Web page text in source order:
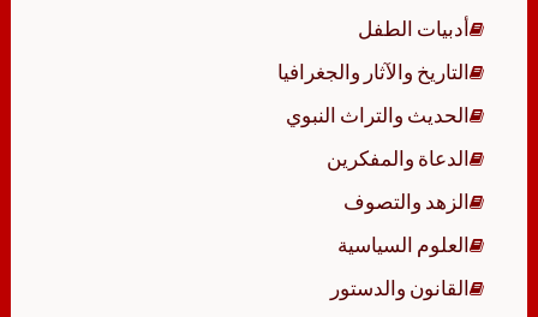
أدبيات الطفل
التاريخ والآثار والجغرافيا
الحديث والتراث النبوي
الدعاة والمفكرين
الزهد والتصوف
العلوم السياسية
القانون والدستور